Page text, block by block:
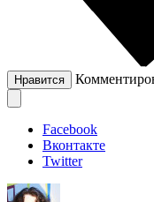
Нравится
Facebook
Вконтакте
Twitter